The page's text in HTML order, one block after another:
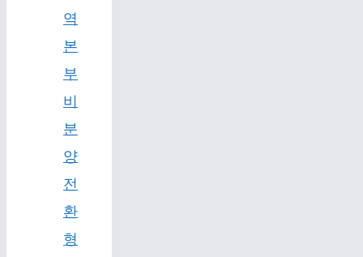
역
본
부
비
분
양
전
환
형